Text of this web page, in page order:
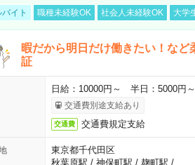
バイト 職種未経験OK 社会人未経験OK 大学
暇だから明日だけ働きたい！な
証
日給：10000円～ 半日：5000円
交通費別途支給あり
交通費 交通費規定支給
東京都千代田区
秋葉原駅 / 神保町駅 / 麹町駅 /